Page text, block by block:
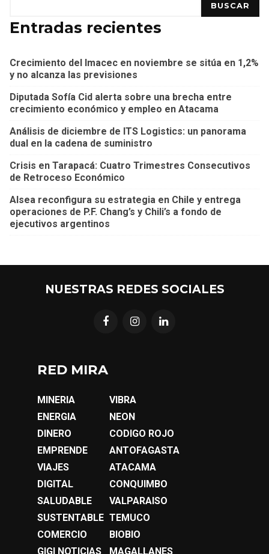
BUSCAR
Entradas recientes
Crecimiento del Imacec en noviembre se sitúa en 1,2%
y no alcanza las previsiones
Diputada Sofía Cid alerta sobre una brecha entre
crecimiento económico y empleo en Atacama
Análisis de diciembre de ITS Logistics: un panorama
dual en la cadena de suministro
Crisis en Tarapacá: Cuatro Trimestres Consecutivos
de Retroceso Económico
Alsea reconfigura su estrategia en Chile y entrega
operaciones de P.F. Chang’s y Chili’s a fondo de
ejecutivos argentinos
NUESTRAS REDES SOCIALES
RED MIRA
MINERIA
ENERGIA
DINERO
EMPRENDE
VIAJES
DIGITAL
SALUDABLE
SUSTENTABLE
COMERCIO
GIGI NOTICIAS
VIBRA
NEON
CODIGO ROJO
ANTOFAGASTA
ATACAMA
CONQUIMBO
VALPARAISO
TEMUCO
BIOBIO
MAGALLANES